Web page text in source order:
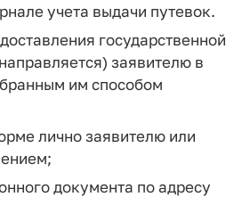
учета выдачи путевок.
государственной
заявителю в
им способом
лично заявителю или
документа по адресу